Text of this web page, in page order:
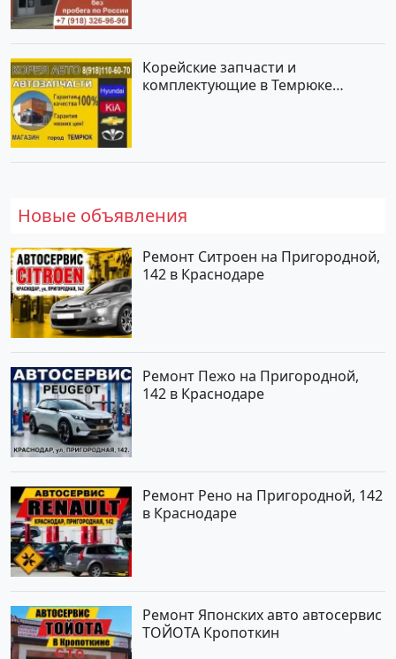
Корейские запчасти и
комплектующие в Темрюке
Новые объявления
Ремонт Ситроен на Пригородной,
142 в Краснодаре
Ремонт Пежо на Пригородной,
142 в Краснодаре
Ремонт Рено на Пригородной, 142
в Краснодаре
Ремонт Японских авто автосервис
ТОЙОТА Кропоткин